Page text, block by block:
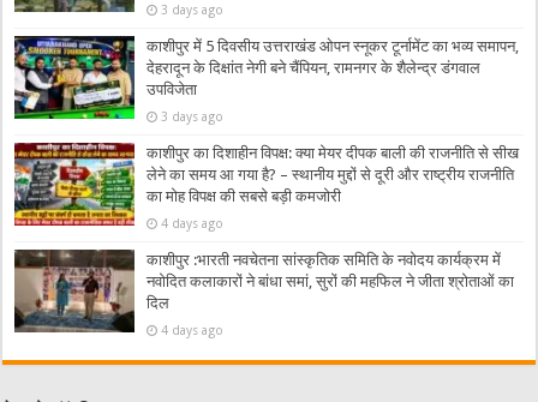
3 days ago
काशीपुर में 5 दिवसीय उत्तराखंड ओपन स्नूकर टूर्नामेंट का भव्य समापन,
देहरादून के दिक्षांत नेगी बने चैंपियन, रामनगर के शैलेन्द्र डंगवाल
उपविजेता
3 days ago
काशीपुर का दिशाहीन विपक्ष: क्या मेयर दीपक बाली की राजनीति से सीख
लेने का समय आ गया है? – स्थानीय मुद्दों से दूरी और राष्ट्रीय राजनीति
का मोह विपक्ष की सबसे बड़ी कमजोरी
4 days ago
काशीपुर :भारती नवचेतना सांस्कृतिक समिति के नवोदय कार्यक्रम में
नवोदित कलाकारों ने बांधा समां, सुरों की महफिल ने जीता श्रोताओं का
दिल
4 days ago